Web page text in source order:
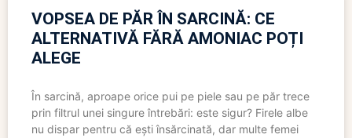
VOPSEA DE PĂR ÎN SARCINĂ: CE
ALTERNATIVĂ FĂRĂ AMONIAC POȚI
ALEGE
În sarcină, aproape orice pui pe piele sau pe păr trece
prin filtrul unei singure întrebări: este sigur? Firele albe
nu dispar pentru că ești însărcinată, dar multe femei